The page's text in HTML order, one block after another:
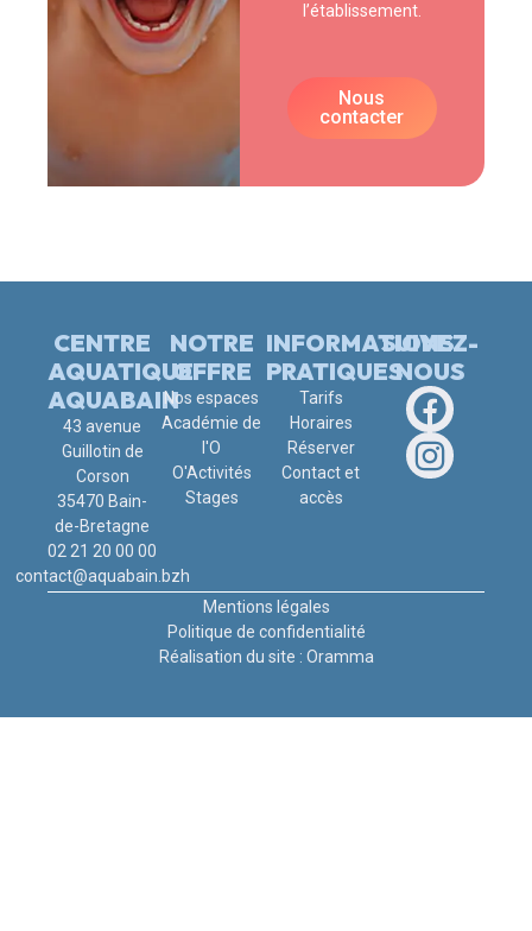
l’établissement.
Nous
contacter
CENTRE
AQUATIQUE
AQUABAIN
43 avenue
Guillotin de
Corson
35470 Bain-
de-Bretagne
02 21 20 00 00
contact@aquabain.bzh
NOTRE
OFFRE
Nos espaces
Académie de
l'O
O'Activités
Stages
INFORMATIONS
PRATIQUES
Tarifs
Horaires
Réserver
Contact et
accès
SUIVEZ-
NOUS
Réalisation du site : Oramma
Politique de confidentialité
Mentions légales